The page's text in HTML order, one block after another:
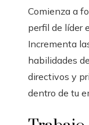
Comienza a
perfil de líder
Incrementa
habilidades
directivos y
dentro de tu